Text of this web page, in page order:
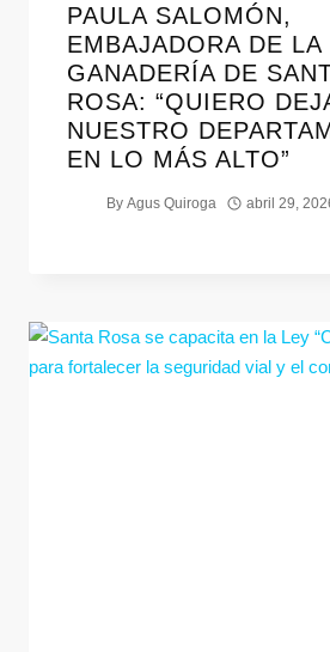
PAULA SALOMÓN,
EMBAJADORA DE LA
GANADERÍA DE
ROSA: “QUIERO
NUESTRO
EN LO MÁS ALTO”
By Agus Quiroga abril 29,